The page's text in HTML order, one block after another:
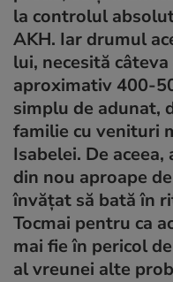
la controlul
AKH. Iar drumul
lui, necesită
aproximativ 400-
simplu de adunat,
familie cu venituri
Isabelei. De
din nou aproape
învăţat să bată în
Tocmai pentru ca
mai fie în pericol
al vreunei alte